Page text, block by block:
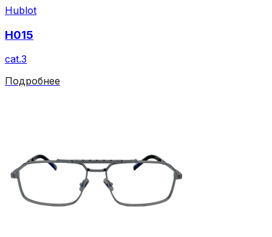
Hublot
H015
cat.3
Подробнее